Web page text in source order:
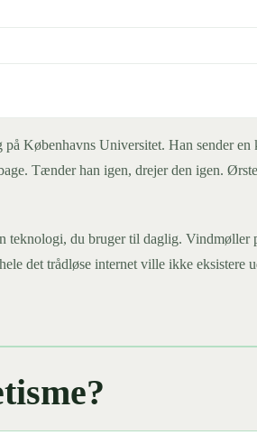
Københavns Universitet. Han sender
Tænder han igen, drejer den igen.
teknologi, du bruger til daglig.
det trådløse internet ville ikke